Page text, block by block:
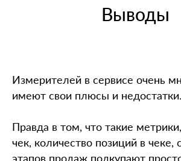
Выводы
Измерителей в сервисе очень
имеют свои плюсы и недостатки.
Правда в том, что такие
чек, количество позиций в
этапов продаж подкупают